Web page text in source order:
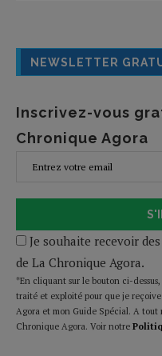
NEWSLETTER
Inscrivez-vous
Chronique Agora
Je souhaite recevoir
de La Chronique Agora.
*En cliquant sur le bouton ci-
traité et exploité pour que je
Agora et mon Guide Spécial. A tout
Chronique Agora. Voir notre